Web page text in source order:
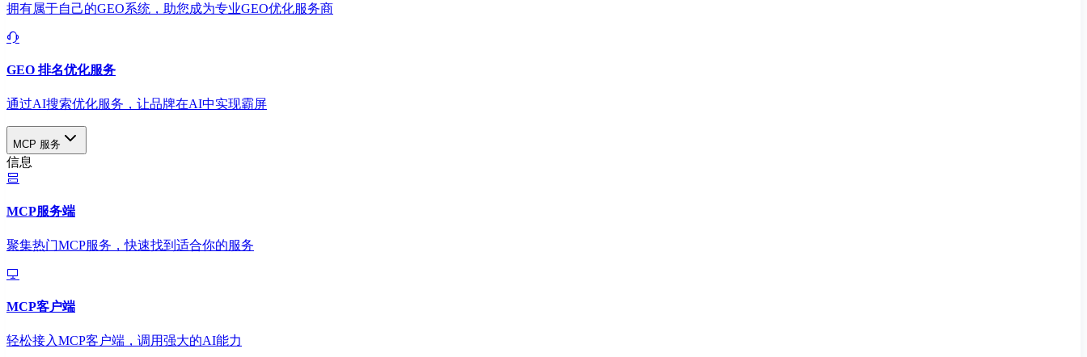
拥有属于自己的GEO系统，助您成为专业GEO优化服务商
GEO 排名优化服务
通过AI搜索优化服务，让品牌在AI中实现霸屏
MCP 服务
信息
MCP服务端
聚集热门MCP服务，快速找到适合你的服务
MCP客户端
轻松接入MCP客户端，调用强大的AI能力